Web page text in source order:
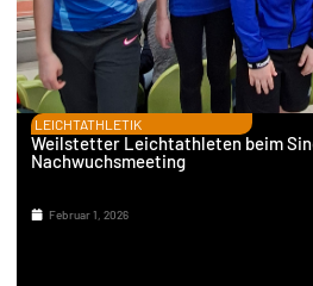
LEICHTATHLETIK
Weilstetter Leichtathleten beim
Nachwuchsmeeting
Februar 1, 2026